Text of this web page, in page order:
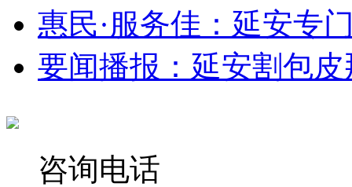
惠民·服务佳：延安专
要闻播报：延安割包
咨询电话